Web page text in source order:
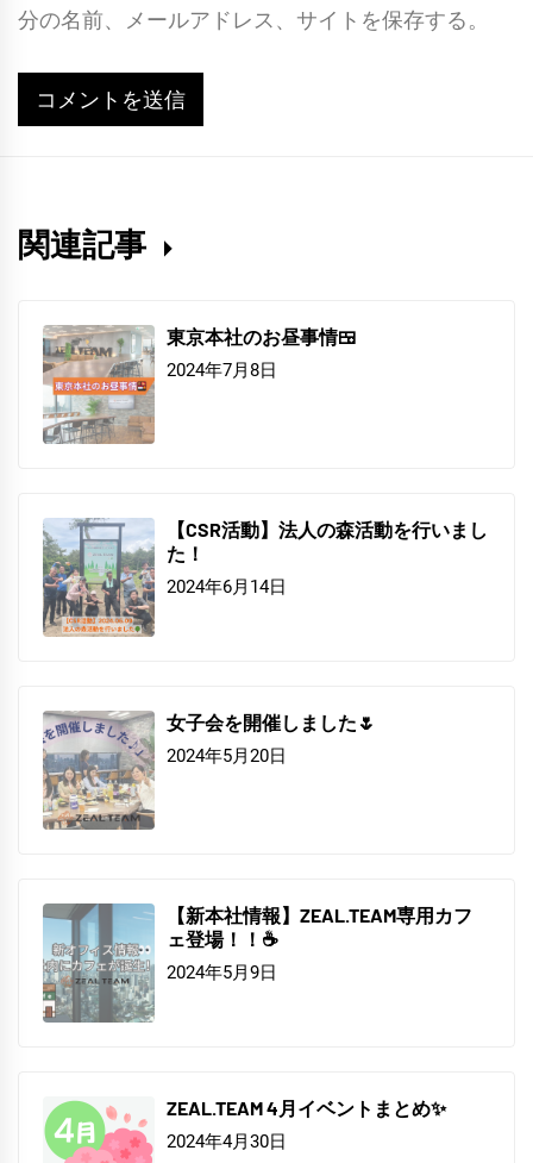
分の名前、メールアドレス、サイトを保存する。
関連記事
東京本社のお昼事情🍱
2024年7月8日
【CSR活動】法人の森活動を行いまし
た！
2024年6月14日
女子会を開催しました🌷
2024年5月20日
【新本社情報】ZEAL.TEAM専用カフ
ェ登場！！☕
2024年5月9日
ZEAL.TEAM 4月イベントまとめ✨
2024年4月30日